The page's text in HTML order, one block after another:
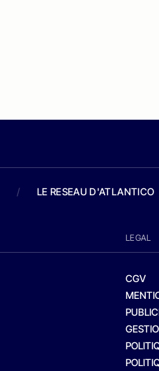
/ LE RESEAU D'ATLANTICO
LEGAL
CGV